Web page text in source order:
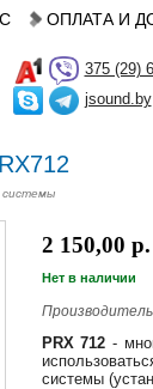
ОПЛАТА И
375 (29)
jsound.by
системы
2 150,00 р.
Нет в наличии
PRX 712 -
системы